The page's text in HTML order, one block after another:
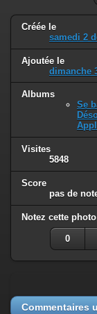
Créée le
samedi 2
Ajoutée le
dimanche
Albums
Se
Visites
5848
Score
pas de
Notez cette photo
0
Commentaires